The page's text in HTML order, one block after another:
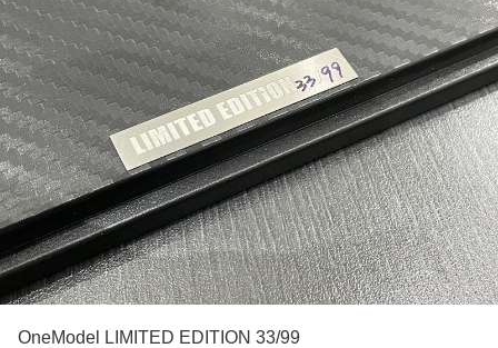
OneModel LIMITED EDITION 33/99